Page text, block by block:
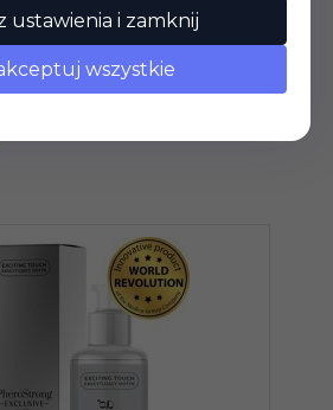
ustawienia i zamknij
wszystkie